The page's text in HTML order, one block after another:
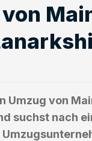
Umzug von
suchst nach